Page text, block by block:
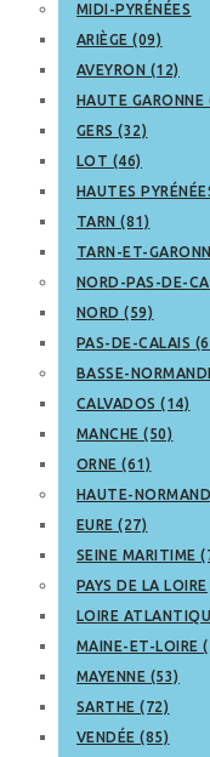
MIDI-PYRÉNÉES
ARIÈGE (09)
AVEYRON (12)
HAUTE GARONNE
GERS (32)
LOT (46)
HAUTES
TARN (81)
TARN-ET-
NORD-PAS-DE-
NORD (59)
PAS-DE-CALAIS
BASSE-
CALVADOS (14)
MANCHE (50)
ORNE (61)
HAUTE-
EURE (27)
SEINE MARITIME
PAYS DE LA LOIRE
LOIRE
MAINE-ET-LOIRE
MAYENNE (53)
SARTHE (72)
VENDÉE (85)